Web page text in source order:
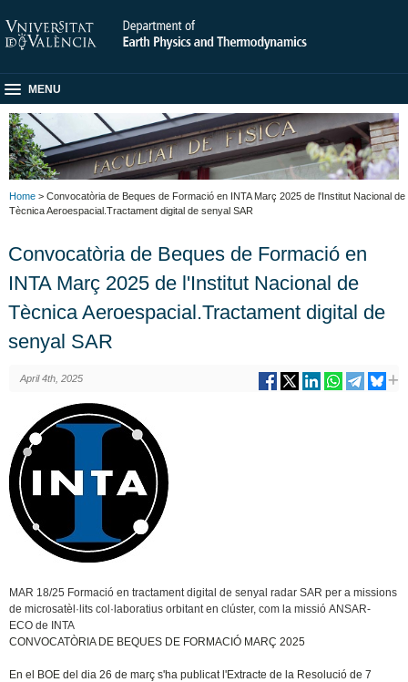
MENU
Home > Convocatòria de Beques de Formació en INTA Març 2025 de l'Institut Nacional de
Tècnica Aeroespacial.Tractament digital de senyal SAR
Convocatòria de Beques de Formació en
INTA Març 2025 de l'Institut Nacional de
Tècnica Aeroespacial.Tractament digital de
senyal SAR
April 4th, 2025
MAR 18/25 Formació en tractament digital de senyal radarSAR per a missions
de microsatèl·lits col·laboratius orbitant en clúster, com la missióANSAR-
ECO de INTA
CONVOCATÒRIA DE BEQUES DE FORMACIÓ MARÇ 2025
En el BOE del dia 26 de març s'ha publicat l'Extracte de la Resolució de 7